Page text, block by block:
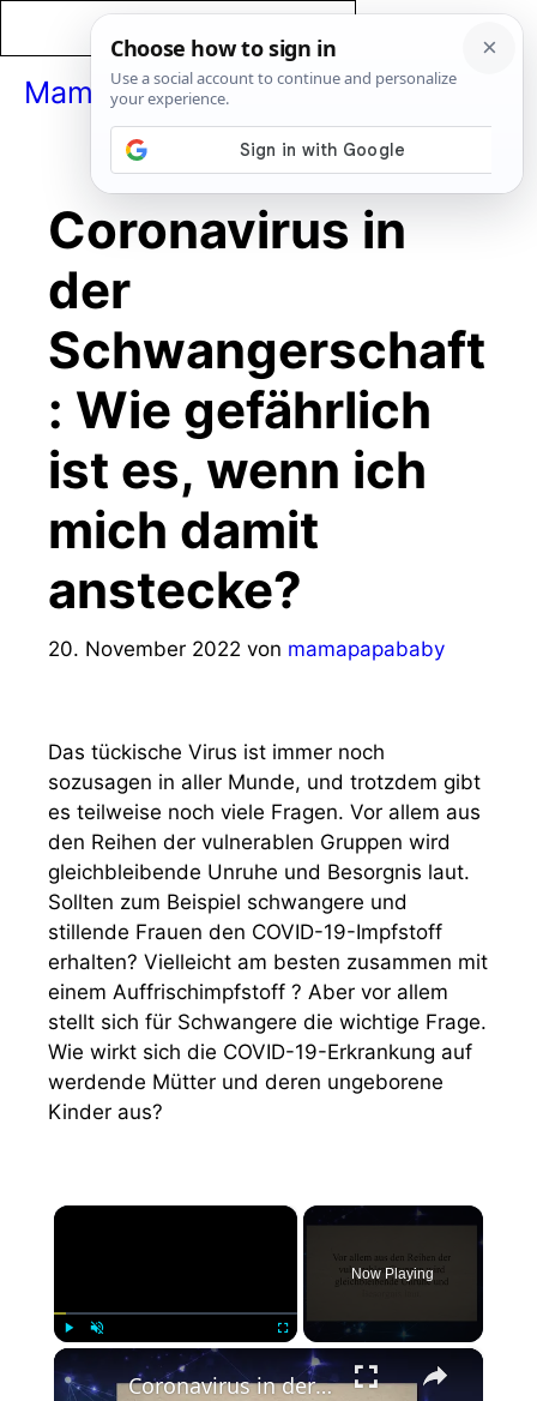
MamaPapaBaby Menü
Coronavirus in
der
Schwangerschaft
: Wie gefährlich
ist es, wenn ich
mich damit
anstecke?
20. November 2022 von mamapapababy
Das tückische Virus ist immer noch
sozusagen in aller Munde, und trotzdem gibt
es teilweise noch viele Fragen. Vor allem aus
den Reihen der vulnerablen Gruppen wird
gleichbleibende Unruhe und Besorgnis laut.
Sollten zum Beispiel schwangere und
stillende Frauen den COVID-19-Impfstoff
erhalten? Vielleicht am besten zusammen mit
einem Auffrischimpfstoff ? Aber vor allem
stellt sich für Schwangere die wichtige Frage.
Wie wirkt sich die COVID-19-Erkrankung auf
werdende Mütter und deren ungeborene
Kinder aus?
×
Fullscreen
Now Playing
×
Coronavirus in der Schwangerschaft: Wie gefährlich ist es, wenn ich mich damit anstecke?